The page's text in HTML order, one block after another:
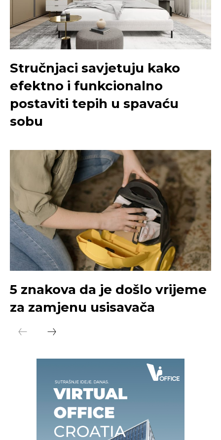
Stručnjaci savjetuju kako
efektno i funkcionalno
postaviti tepih u spavaću
sobu
5 znakova da je došlo vrijeme
za zamjenu usisavača